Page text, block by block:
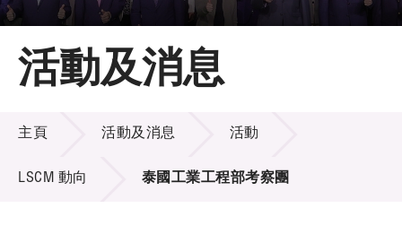
主頁
關於LSCM
技術商品化
項目及資助計劃
活動及消息
活動及消息
活動及消息
主頁 活動及消息 活動
LSCM 動向 泰國工業工程部考察團